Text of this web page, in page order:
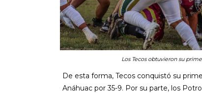
Los Tecos obtuvieron su
De esta forma, Tecos conquistó su
Anáhuac por 35-9. Por su parte, los